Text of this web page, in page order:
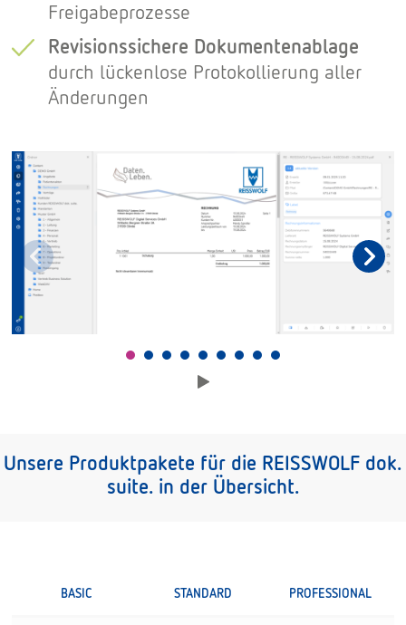
Freigabeprozesse
Revisionssichere Dokumentenablage
durch lückenlose Protokollierung aller
Änderungen
Unsere Produktpakete für die REISSWOLF dok.
suite. in der Übersicht.
BASIC STANDARD PROFESSIONAL